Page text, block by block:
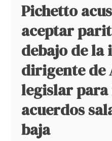
Pichetto
aceptar
debajo de la
dirigente de
legislar
acuerdos
baja